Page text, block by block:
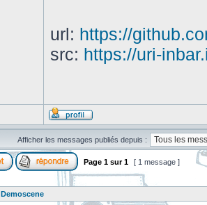
url: https://
src: https://uri-
Afficher les messages publiés depuis :
Page 1 sur1 [ 1 message ]
Demoscene